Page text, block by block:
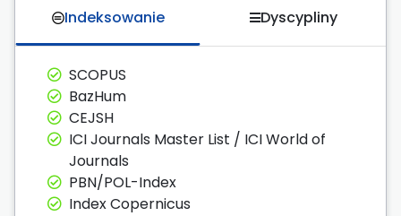
Indeksowanie Dyscypliny
SCOPUS
BazHum
CEJSH
ICI Journals Master List / ICI World of
Journals
PBN/POL-Index
Index Copernicus